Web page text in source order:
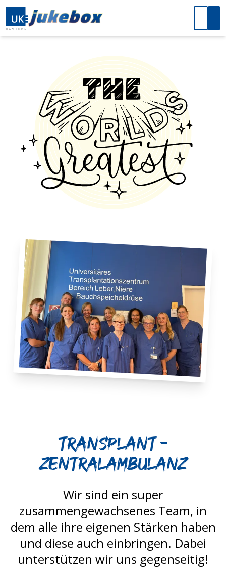
Transplant –
Zentralambulanz
Wir sind ein super
zusammengewachsenes Team, in
dem alle ihre eigenen Stärken haben
und diese auch einbringen. Dabei
unterstützen wir uns gegenseitig!